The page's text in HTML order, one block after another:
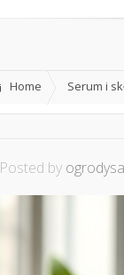
Home Serum i
Posted by